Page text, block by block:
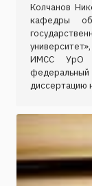
Колчанов
кафедры
ИМСС УрО
диссертацию